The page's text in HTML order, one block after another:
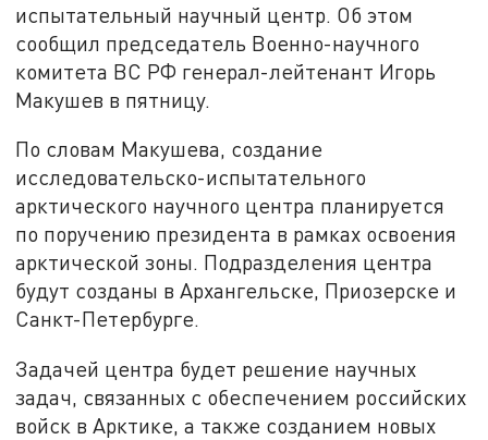
испытательный научный центр. Об этом
сообщил председатель Военно-научного
комитета ВС РФ генерал-лейтенант Игорь
Макушев в пятницу.
По словам Макушева, создание
исследовательско-испытательного
арктического научного центра планируется
по поручению президента в рамках освоения
арктической зоны. Подразделения центра
будут созданы в Архангельске, Приозерске и
Санкт-Петербурге.
Задачей центра будет решение научных
задач, связанных с обеспечением российских
войск в Арктике, а также созданием новых